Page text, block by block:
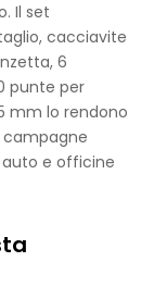
Il set
cacciavite
6
punte per
mm lo rendono
auto e officine